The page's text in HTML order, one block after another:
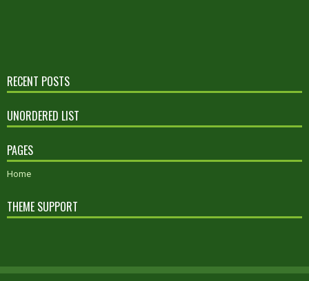
RECENT POSTS
UNORDERED LIST
PAGES
Home
THEME SUPPORT